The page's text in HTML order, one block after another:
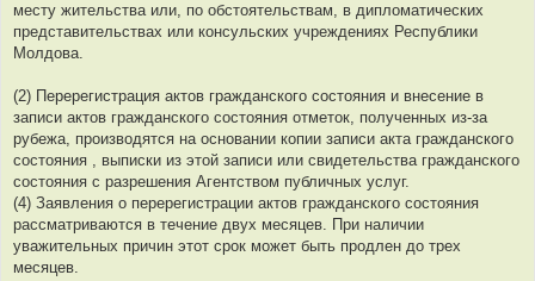
месту жительства или, по обстоятельствам, в дипломатических
представительствах или консульских учреждениях Республики
Молдова.
(2) Перерегистрация актов гражданского состояния и внесение в
записи актов гражданского состояния отметок, полученных из-за
рубежа, производятся на основании копии записи акта гражданского
состояния , выписки из этой записи или свидетельства гражданского
состояния с разрешения Агентством публичных услуг.
(4) Заявления о перерегистрации актов гражданского состояния
рассматриваются в течение двух месяцев. При наличии
уважительных причин этот срок может быть продлен до трех
месяцев.